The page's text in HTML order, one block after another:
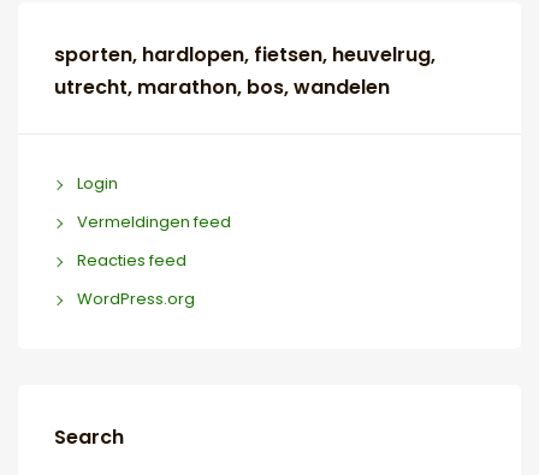
sporten, hardlopen, fietsen, heuvelrug,
utrecht, marathon, bos, wandelen
Login
Vermeldingen feed
Reacties feed
WordPress.org
Search